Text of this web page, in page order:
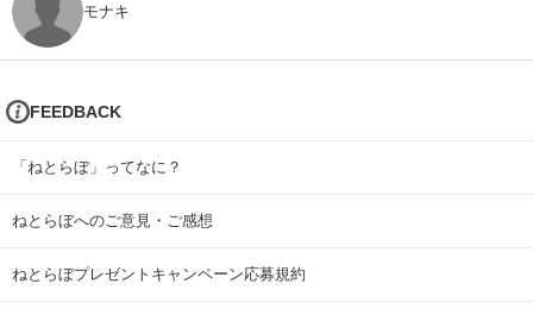
モナキ
FEEDBACK
「ねとらぼ」ってなに？
ねとらぼへのご意見・ご感想
ねとらぼプレゼントキャンペーン応募規約